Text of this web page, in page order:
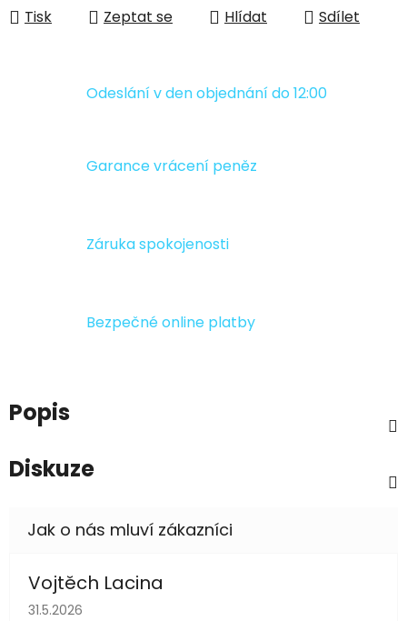
Tisk Zeptat se Hlídat Sdílet
Odeslání v den objednání do 12:00
Garance vrácení peněz
Záruka spokojenosti
Bezpečné online platby
Popis
Diskuze
Vojtěch Lacina
Hodnocení obchodu je 5 z 5 hvězdiček.
31.5.2026